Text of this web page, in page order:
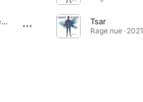
Ils arrivent (Les hommes minutes) Tsar
Rage nue · 2021